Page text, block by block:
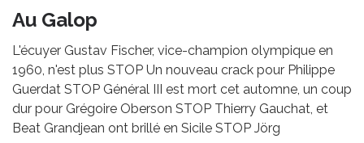
Au Galop
L'écuyer Gustav Fischer, vice-champion olympique en
1960, n'est plus STOP Un nouveau crack pour Philippe
Guerdat STOP Général III est mort cet automne, un coup
dur pour Grégoire Oberson STOP Thierry Gauchat, et
Beat Grandjean ont brillé en Sicile STOP Jörg